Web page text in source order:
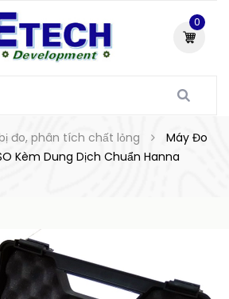
0
đo, phân tích chất lỏng
Máy Đo
Kèm Dung Dịch Chuẩn Hanna